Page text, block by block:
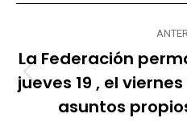
Navegación
entre
La Federación
jueves 19 , el
asuntos